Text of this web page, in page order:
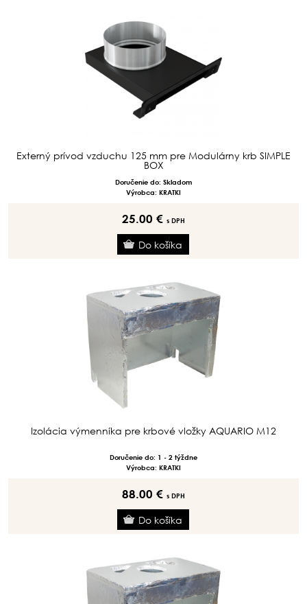
Externý prívod vzduchu 125 mm pre Modulárny krb SIMPLE
BOX
Doručenie do: Skladom
Výrobca: KRATKI
25.00 € s DPH
Izolácia výmenníka pre krbové vložky AQUARIO M12
Doručenie do: 1 - 2 týždne
Výrobca: KRATKI
88.00 € s DPH